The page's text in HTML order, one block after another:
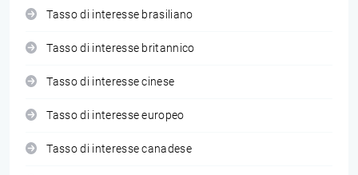
Tasso di interesse brasiliano
Tasso di interesse britannico
Tasso di interesse cinese
Tasso di interesse europeo
Tasso di interesse canadese